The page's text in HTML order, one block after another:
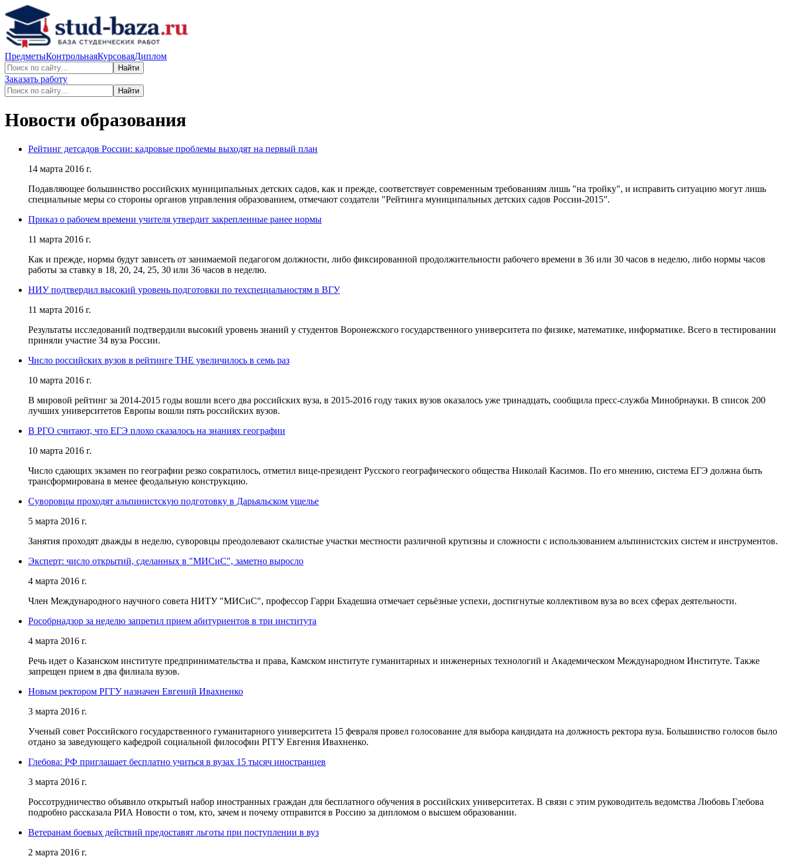
ПредметыКонтрольнаяКурсоваяДиплом
Найти
Заказать работу
Найти
Новости образования
Рейтинг детсадов России: кадровые проблемы выходят на первый план
14 марта 2016 г.
Подавляющее большинство российских муниципальных детских садов, как и прежде, соответствует современным требованиям лишь "на тройку", и исправить ситуацию могут лишь
специальные меры со стороны органов управления образованием, отмечают создатели "Рейтинга муниципальных детских садов России-2015".
Приказ о рабочем времени учителя утвердит закрепленные ранее нормы
11 марта 2016 г.
Как и прежде, нормы будут зависеть от занимаемой педагогом должности, либо фиксированной продолжительности рабочего времени в 36 или 30 часов в неделю, либо нормы часов
работы за ставку в 18, 20, 24, 25, 30 или 36 часов в неделю.
НИУ подтвердил высокий уровень подготовки по техспециальностям в ВГУ
11 марта 2016 г.
Результаты исследований подтвердили высокий уровень знаний у студентов Воронежского государственного университета по физике, математике, информатике. Всего в тестировании
приняли участие 34 вуза России.
Число российских вузов в рейтинге THE увеличилось в семь раз
10 марта 2016 г.
В мировой рейтинг за 2014-2015 годы вошли всего два российских вуза, в 2015-2016 году таких вузов оказалось уже тринадцать, сообщила пресс-служба Минобрнауки. В список 200
лучших университетов Европы вошли пять российских вузов.
В РГО считают, что ЕГЭ плохо сказалось на знаниях географии
10 марта 2016 г.
Число сдающих экзамен по географии резко сократилось, отметил вице-президент Русского географического общества Николай Касимов. По его мнению, система ЕГЭ должна быть
трансформирована в менее феодальную конструкцию.
Суворовцы проходят альпинистскую подготовку в Дарьяльском ущелье
5 марта 2016 г.
Занятия проходят дважды в неделю, суворовцы преодолевают скалистые участки местности различной крутизны и сложности с использованием альпинистских систем и инструментов.
Эксперт: число открытий, сделанных в "МИСиС", заметно выросло
4 марта 2016 г.
Член Международного научного совета НИТУ "МИСиС", профессор Гарри Бхадешиа отмечает серьёзные успехи, достигнутые коллективом вуза во всех сферах деятельности.
Рособрнадзор за неделю запретил прием абитуриентов в три института
4 марта 2016 г.
Речь идет о Казанском институте предпринимательства и права, Камском институте гуманитарных и инженерных технологий и Академическом Международном Институте. Также
запрещен прием в два филиала вузов.
Новым ректором РГГУ назначен Евгений Ивахненко
3 марта 2016 г.
Ученый совет Российского государственного гуманитарного университета 15 февраля провел голосование для выбора кандидата на должность ректора вуза. Большинство голосов было
отдано за заведующего кафедрой социальной философии РГГУ Евгения Ивахненко.
Глебова: РФ приглашает бесплатно учиться в вузах 15 тысяч иностранцев
3 марта 2016 г.
Россотрудничество объявило открытый набор иностранных граждан для бесплатного обучения в российских университетах. В связи с этим руководитель ведомства Любовь Глебова
подробно рассказала РИА Новости о том, кто, зачем и почему отправится в Россию за дипломом о высшем образовании.
Ветеранам боевых действий предоставят льготы при поступлении в вуз
2 марта 2016 г.